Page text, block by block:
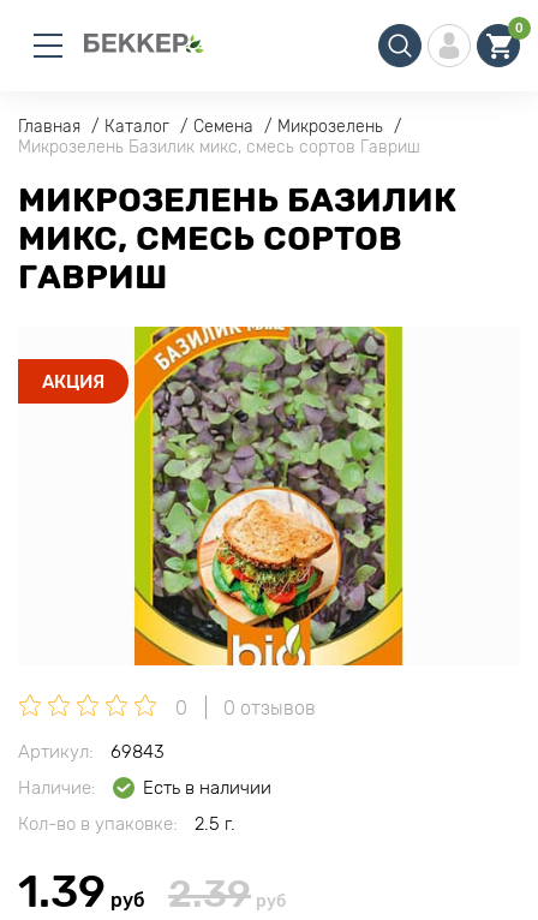
0
Главная Каталог Семена
Микрозелень
Микрозелень Базилик микс, смесь сортов Гавриш
МИКРОЗЕЛЕНЬ БАЗИЛИК
МИКС, СМЕСЬ СОРТОВ
ГАВРИШ
АКЦИЯ
0 0 отзывов
Артикул:
69843
Наличие:
Есть в наличии
Кол-во в упаковке:
2.5 г.
1.39 руб 2.39 руб